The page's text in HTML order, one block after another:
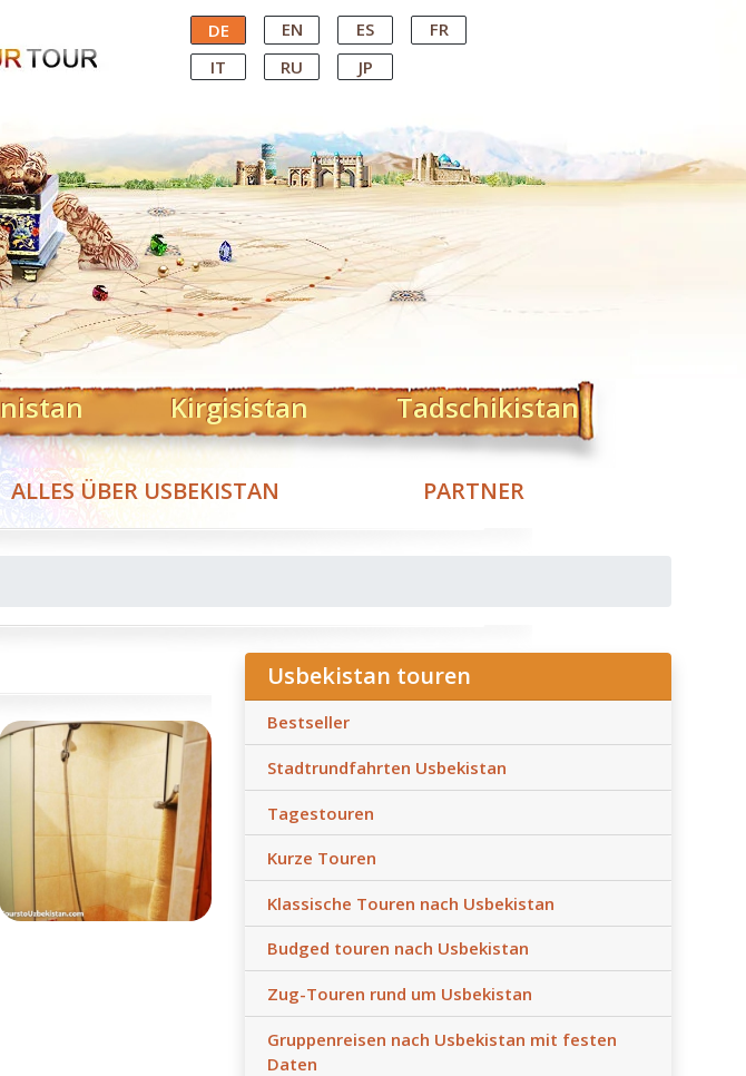
Operator DE EN ES
FR
IT
RU JP
Kirgisistan Tadschikistan
ALLES ÜBER USBEKISTAN PARTNER
Usbekistan touren
Bestseller
Stadtrundfahrten Usbekistan
Tagestouren
Kurze Touren
Klassische Touren nach Usbekistan
Budged touren nach Usbekistan
Zug-Touren rund um Usbekistan
Gruppenreisen nach Usbekistan mit festen
Daten